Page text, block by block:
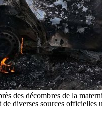
des décombres de la
diverses sources officielles